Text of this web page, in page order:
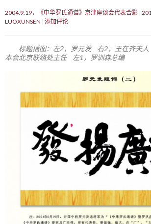
2004.9.19，《中华罗氏通谱》京津座谈会代表合影
LUOXUNSEN 添加评论
标题插图：左2，罗元发 右2，王在齐夫
本会北京联络处主任 左1，罗训森总编